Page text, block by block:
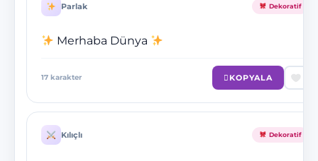
Parlak Dekoratif
Merhaba Dünya
17 karakter KOPYALA
Kılıçlı Dekoratif